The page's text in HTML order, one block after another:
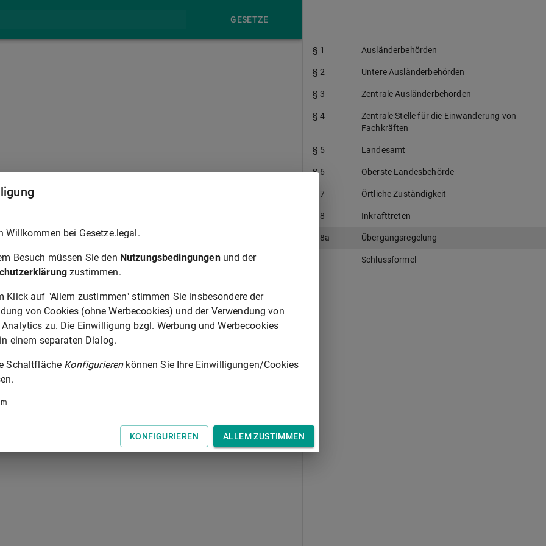
GESETZE
gilt die ausschließliche Zuständigkeit nach
Fachkräfteverfahren nach
Tastatur zur Navigation zwischen Normen.
§ 1 Ausländerbehörden
§ 2 Untere Ausländerbehörden
§ 3 Zentrale Ausländerbehörden
§ 4
Zentrale Stelle für die Einwanderung von
Fachkräften
§ 5 Landesamt
§ 6 Oberste Landesbehörde
§ 7 Örtliche Zuständigkeit
§ 8 Inkrafttreten
§ 8a Übergangsregelung
Schlussformel
Willkommen bei Gesetze.legal.
Besuch müssen Sie den Nutzungsbedingungenund der
zustimmen.
Klick auf "Allem zustimmen" stimmen Sie insbesondere der
von Cookies (ohne Werbecookies) und der Verwendung von
Analytics zu. Die Einwilligung bzgl. Werbung und Werbecookies
einem separaten Dialog.
Schaltfläche Konfigurierenkönnen Sie Ihre Einwilligungen/Cookies
KONFIGURIEREN ALLEM ZUSTIMMEN